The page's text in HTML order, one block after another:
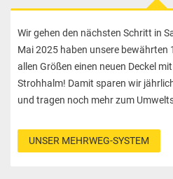
Wir gehen den nächsten Schritt in
Mai 2025 haben unsere bewährten
allen Größen einen neuen Deckel
Strohhalm! Damit sparen wir
und tragen noch mehr zum
UNSER MEHRWEG-SYSTEM